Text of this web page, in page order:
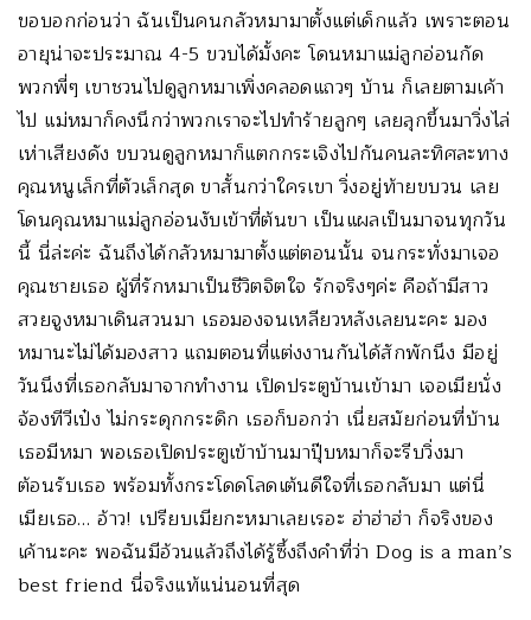
ขอบอกก่อนว่า ฉันเป็นคนกลัวหมามาตั้งแต่เด็กแล้ว เพราะตอน
อายุน่าจะประมาณ 4-5 ขวบได้มั้งคะ โดนหมาแม่ลูกอ่อนกัด
พวกพี่ๆ เขาชวนไปดูลูกหมาเพิ่งคลอดแถวๆ บ้าน ก็เลยตามเค้า
ไป แม่หมาก็คงนึกว่าพวกเราจะไปทำร้ายลูกๆ เลยลุกขึ้นมาวิ่งไล่
เห่าเสียงดัง ขบวนดูลูกหมาก็แตกกระเจิงไปกันคนละทิศละทาง
คุณหนูเล็กที่ตัวเล็กสุด ขาสั้นกว่าใครเขา วิ่งอยู่ท้ายขบวน เลย
โดนคุณหมาแม่ลูกอ่อนงับเข้าที่ต้นขา เป็นแผลเป็นมาจนทุกวัน
นี้ นี่ล่ะค่ะ ฉันถึงได้กลัวหมามาตั้งแต่ตอนนั้น จนกระทั่งมาเจอ
คุณชายเธอ ผู้ที่รักหมาเป็นชีวิตจิตใจ รักจริงๆค่ะ คือถ้ามีสาว
สวยจูงหมาเดินสวนมา เธอมองจนเหลียวหลังเลยนะคะ มอง
หมานะไม่ได้มองสาว แถมตอนที่แต่งงานกันได้สักพักนึง มีอยู่
วันนึงที่เธอกลับมาจากทำงาน เปิดประตูบ้านเข้ามา เจอเมียนั่ง
จ้องทีวีเป๋ง ไม่กระดุกกระดิก เธอก็บอกว่า เนี่ยสมัยก่อนที่บ้าน
เธอมีหมา พอเธอเปิดประตูเข้าบ้านมาปุ๊บหมาก็จะรีบวิ่งมา
ต้อนรับเธอ พร้อมทั้งกระโดดโลดเต้นดีใจที่เธอกลับมา แต่นี่
เมียเธอ… อ้าว! เปรียบเมียกะหมาเลยเรอะ ฮ่าฮ่าฮ่า ก็จริงของ
เค้านะคะ พอฉันมีอ้วนแล้วถึงได้รู้ซึ้งถึงคำที่ว่า Dog is a man’s
best friend นี่จริงแท้แน่นอนที่สุด